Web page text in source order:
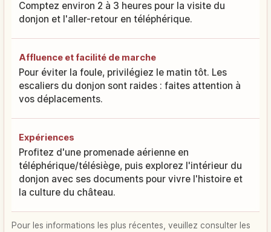
Comptez environ 2 à 3 heures pour la visite du
donjon et l'aller-retour en téléphérique.
Affluence et facilité de marche
Pour éviter la foule, privilégiez le matin tôt. Les
escaliers du donjon sont raides : faites attention à
vos déplacements.
Expériences
Profitez d'une promenade aérienne en
téléphérique/télésiège, puis explorez l'intérieur du
donjon avec ses documents pour vivre l'histoire et
la culture du château.
Pour les informations les plus récentes, veuillez consulter les